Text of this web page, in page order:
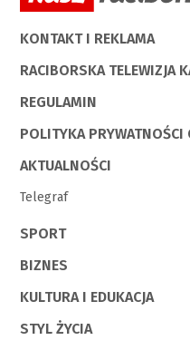
KONTAKT I REKLAMA
RACIBORSKA TELEWIZJA
REGULAMIN
POLITYKA
AKTUALNOŚCI
Telegraf
SPORT
BIZNES
KULTURA I EDUKACJA
STYL ŻYCIA